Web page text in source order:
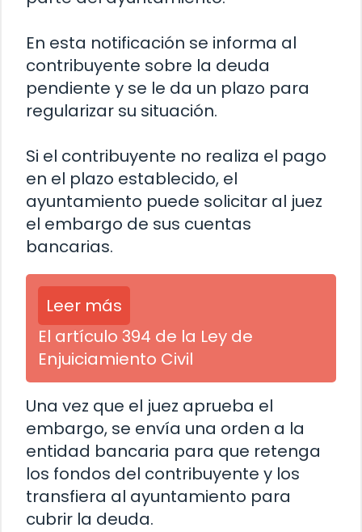
En esta notificación se informa al
contribuyente sobre la deuda
pendiente y se le da un plazo para
regularizar su situación.
Si el contribuyente no realiza el pago
en el plazo establecido, el
ayuntamiento puede solicitar al juez
el embargo de sus cuentas
bancarias.
Leer más
El artículo 394 de la Ley de
Enjuiciamiento Civil
Una vez que el juez aprueba el
embargo, se envía una orden a la
entidad bancaria para que retenga
los fondos del contribuyente y los
transfiera al ayuntamiento para
cubrir la deuda.